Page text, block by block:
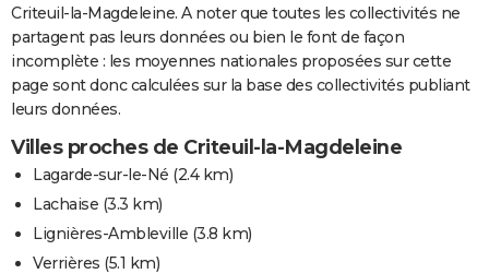
Criteuil-la-Magdeleine. A noter que toutes les collectivités ne
partagent pas leurs données ou bien le font de façon
incomplète : les moyennes nationales proposées sur cette
page sont donc calculées sur la base des collectivités publiant
leurs données.
Villes proches de Criteuil-la-Magdeleine
Lagarde-sur-le-Né (2.4 km)
Lachaise (3.3 km)
Lignières-Ambleville (3.8 km)
Verrières (5.1 km)